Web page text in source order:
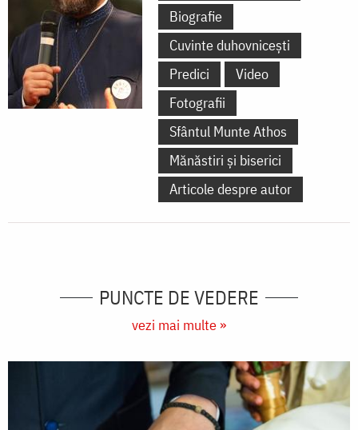
Biografie
Cuvinte duhovnicești
Predici
Video
Fotografii
Sfântul Munte Athos
Mănăstiri și biserici
Articole despre autor
PUNCTE DE VEDERE
vezi mai multe »